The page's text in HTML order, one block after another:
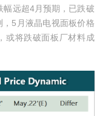
幅远超4月预期，已跌破
5月液晶电视面板价格
或将跌破面板厂材料成